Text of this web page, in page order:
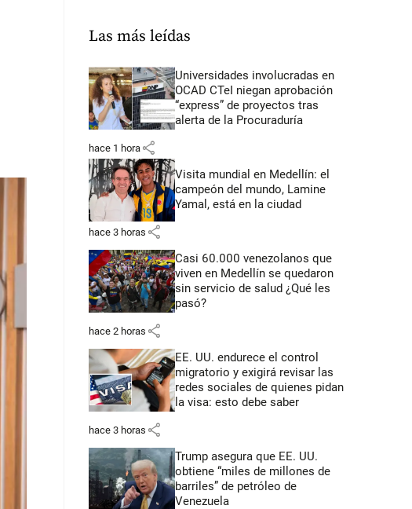
Las más leídas
Universidades involucradas en
OCAD CTeI niegan aprobación
“express” de proyectos tras
alerta de la Procuraduría
hace 1 hora share
Visita mundial en Medellín: el
campeón del mundo, Lamine
Yamal, está en la ciudad
hace 3 horas share
Casi 60.000 venezolanos que
viven en Medellín se quedaron
sin servicio de salud ¿Qué les
pasó?
hace 2 horas share
EE. UU. endurece el control
migratorio y exigirá revisar las
redes sociales de quienes pidan
la visa: esto debe saber
hace 3 horas share
Trump asegura que EE. UU.
obtiene “miles de millones de
barriles” de petróleo de
Venezuela